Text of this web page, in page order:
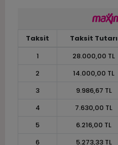
Taksit Taksit Tutarı
1
28.000,00 TL
2
14.000,00 TL
3
9.986,67 TL
4
7.630,00 TL
5
6.216,00 TL
6
5.273,33 TL